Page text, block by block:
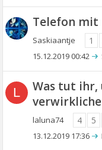
Telefon mit
Saskiaantje 1
15.12.2019 00:42
L
Was tut ihr,
laluna74 4 5
13.12.2019 17:36